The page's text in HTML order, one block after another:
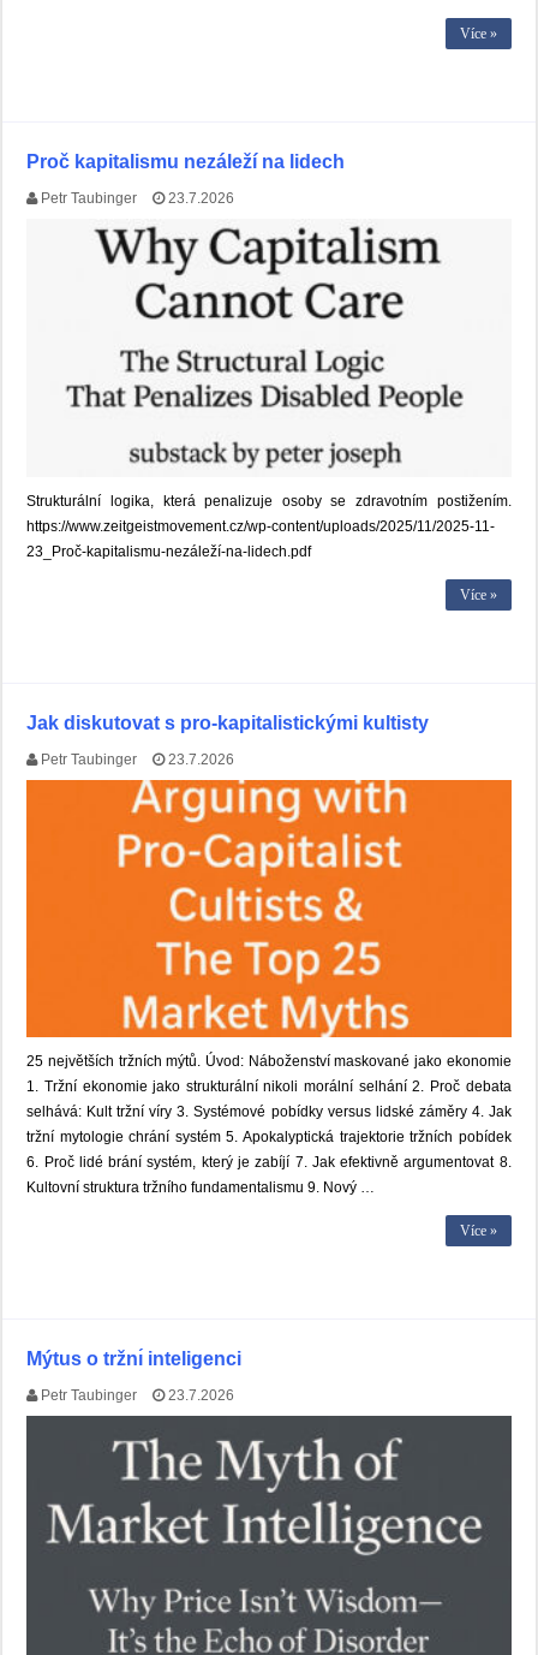
Více »
Proč kapitalismu nezáleží na lidech
Petr Taubinger 23.7.2026
Strukturální logika, která penalizuje osoby se zdravotním postižením.
https://www.zeitgeistmovement.cz/wp-content/uploads/2025/11/2025-11-
23_Proč-kapitalismu-nezáleží-na-lidech.pdf
Více »
Jak diskutovat s pro-kapitalistickými kultisty
Petr Taubinger 23.7.2026
25 největších tržních mýtů. Úvod: Náboženství maskované jako ekonomie
1. Tržní ekonomie jako strukturální nikoli morální selhání 2. Proč debata
selhává: Kult tržní víry 3. Systémové pobídky versus lidské záměry 4. Jak
tržní mytologie chrání systém 5. Apokalyptická trajektorie tržních pobídek
6. Proč lidé brání systém, který je zabíjí 7. Jak efektivně argumentovat 8.
Kultovní struktura tržního fundamentalismu 9. Nový …
Více »
Mýtus o tržnı́ inteligenci
Petr Taubinger 23.7.2026